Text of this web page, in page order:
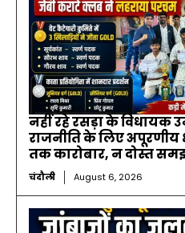
नहीं रहे रसड़ा के विधायक
राजनीति के लिए अपूरणीय
तक कारोबार, न दोस्त
चंदौली August 6, 2026